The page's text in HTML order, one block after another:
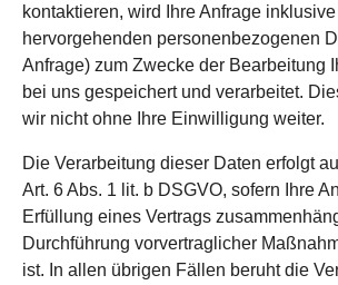
kontaktieren, wird Ihre Anfrage
hervorgehenden personenbezogenen
Anfrage) zum Zwecke der Bearbeitung
bei uns gespeichert und verarbeitet.
wir nicht ohne Ihre Einwilligung weiter.
Die Verarbeitung dieser Daten erfolgt
Art. 6 Abs. 1 lit. b DSGVO, sofern Ihre
Erfüllung eines Vertrags
Durchführung vorvertraglicher
ist. In allen übrigen Fällen beruht die